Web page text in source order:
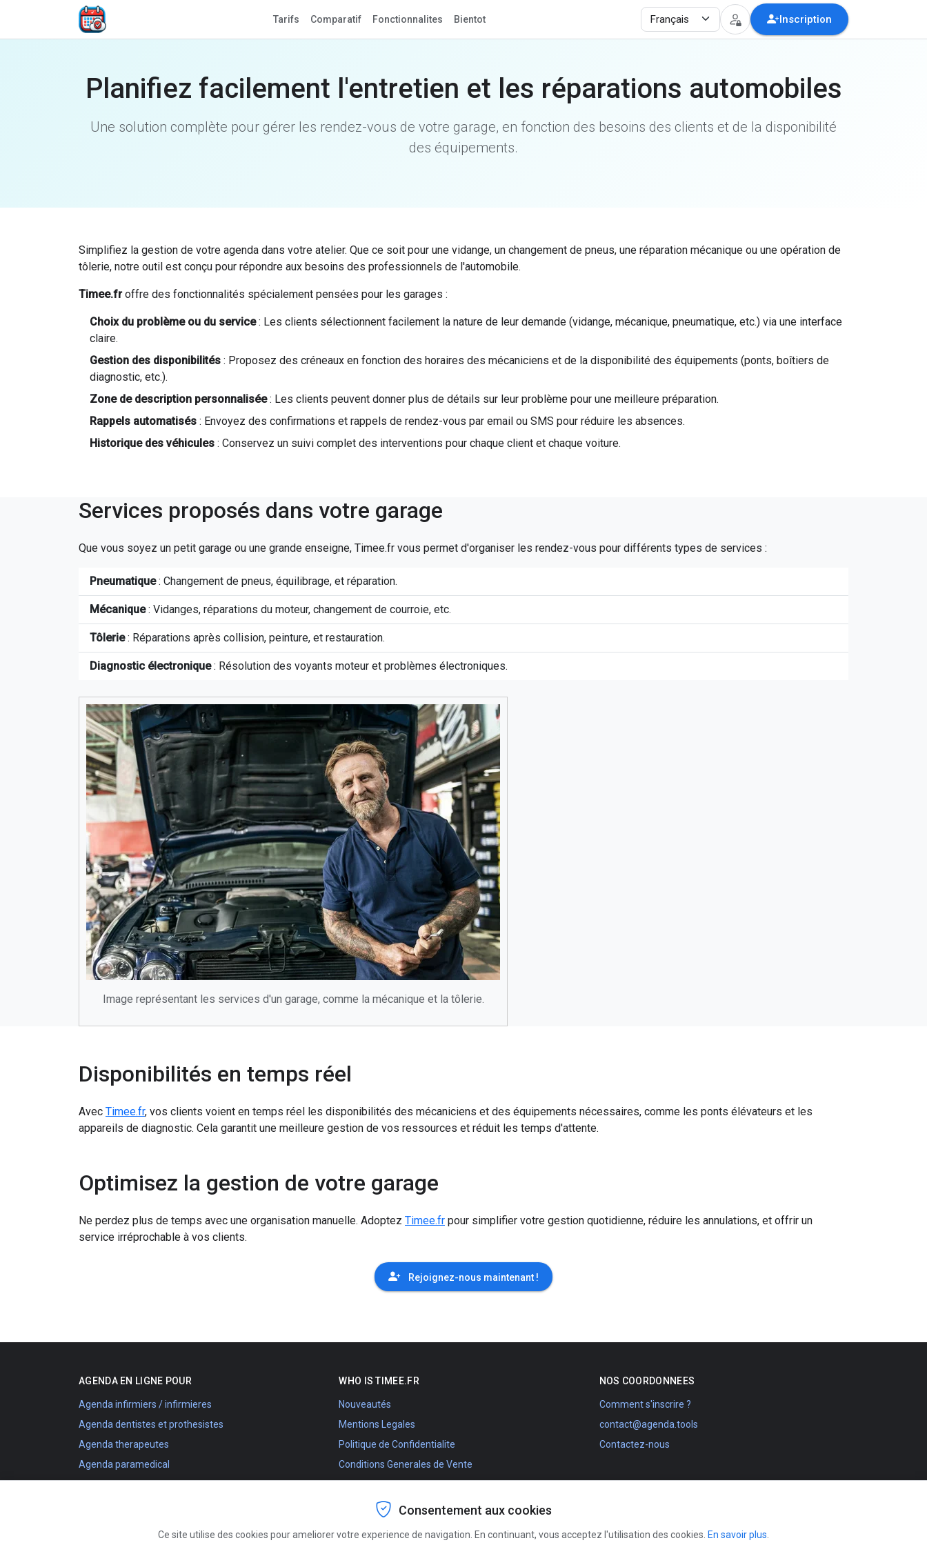
Consentement aux cookies
Ce site utilise des cookies pour ameliorer votre experience de navigation. En continuant, vous acceptez l'utilisation des cookies. En savoir plus
Tarifs Comparatif Fonctionnalites Bientot Inscription
Planifiez facilement l'entretien et les réparations automobiles
Une solution complète pour gérer les rendez-vous de votre garage, en fonction des besoins des clients et de la disponibilité
des équipements.
Simplifiez la gestion de votre agenda dans votre atelier. Que ce soit pour une vidange, un changement de pneus, une réparation mécanique ou une opération de
tôlerie, notre outil est conçu pour répondre aux besoins des professionnels de l'automobile.
Timee.froffre des fonctionnalités spécialement pensées pour les garages :
Choix du problème ou du service: Les clients sélectionnent facilement la nature de leur demande (vidange, mécanique, pneumatique, etc.) via une interface
claire.
Gestion des disponibilités : Proposez des créneaux en fonction des horaires des mécaniciens et de la disponibilité des équipements (ponts, boîtiers de
diagnostic, etc.).
Zone de description personnalisée: Les clients peuvent donner plus de détails sur leur problème pour une meilleure préparation.
Rappels automatisés : Envoyez des confirmations et rappels de rendez-vous par email ou SMS pour réduire les absences.
Historique des véhicules : Conservez un suivi complet des interventions pour chaque client et chaque voiture.
Services proposés dans votre garage
Que vous soyez un petit garage ou une grande enseigne, Timee.fr vous permet d'organiser les rendez-vous pour différents types de services :
Pneumatique: Changement de pneus, équilibrage, et réparation.
Mécanique: Vidanges, réparations du moteur, changement de courroie, etc.
Tôlerie: Réparations après collision, peinture, et restauration.
Diagnostic électronique: Résolution des voyants moteur et problèmes électroniques.
Image représentant les services d'un garage, comme la mécanique et la tôlerie.
Disponibilités en temps réel
Avec Timee.fr, vos clients voient en temps réel les disponibilités des mécaniciens et des équipements nécessaires, comme les ponts élévateurs et les
appareils de diagnostic. Cela garantit une meilleure gestion de vos ressources et réduit les temps d'attente.
Optimisez la gestion de votre garage
Ne perdez plus de temps avec une organisation manuelle. Adoptez Timee.fr pour simplifier votre gestion quotidienne, réduire les annulations, et offrir un
service irréprochable à vos clients.
Rejoignez-nous maintenant !
AGENDA EN LIGNE POUR
Agenda infirmiers / infirmieres
Agenda dentistes et prothesistes
Agenda therapeutes
Agenda paramedical
Agenda estheticiennes
WHO IS TIMEE.FR
Nouveautés
Mentions Legales
Politique de Confidentialite
Conditions Generales de Vente
Conditions Generales d'Utilisation
Tarifs Planning
NOS COORDONNEES
Comment s'inscrire ?
contact@agenda.tools
Contactez-nous